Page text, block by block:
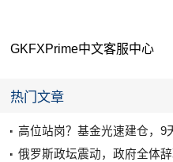
GKFXPrime中文客服中心
热门文章
高位站岗？基金光速建仓，9
俄罗斯政坛震动，政府全体